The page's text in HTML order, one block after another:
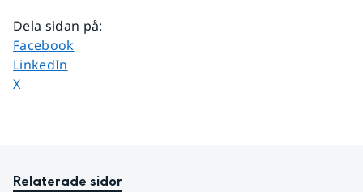
Dela sidan på:
Dela sidan på
Facebook
Dela sidan på
LinkedIn
Dela sidan på
X
Relaterade sidor